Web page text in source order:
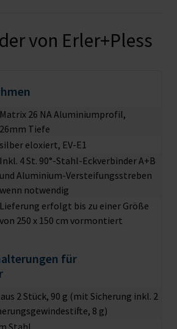
von Erler+Pless
Matrix 26 NA Aluminiumprofil,
26mm Tiefe
silber eloxiert, EV-E1
Inkl. 4 St. 90°-Stahl-Eckverbinder A+B
und Aluminium-Versteifungsstreben
wenn notwendig
Lieferung erfolgt bis zu einer Größe
von 250 x 150 cm vormontiert
für
2 Stück, 90 g (mit Sicherung inkl. 2
8 g)